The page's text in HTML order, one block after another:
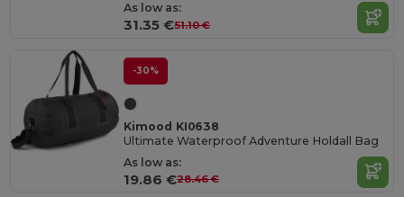
As low as:
31.35 €51.10 €
-30%
Kimood KI0638
Ultimate Waterproof Adventure Holdall Bag
As low as:
19.86 €28.46 €